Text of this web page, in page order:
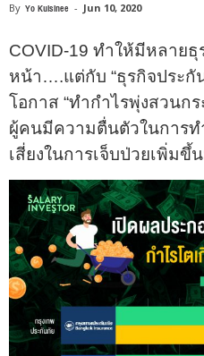
By Yo Kulsinee - Jun 10, 2020
COVID-19 ทำให้มีหลาย
หน้า….แต่กับ “ธุรกิจประกั
โอกาส “ทำกำไรพุ่งสวนกร
ผู้คนมีความตื่นตัวในการท
เสี่ยงในการเจ็บป่วยเพิ่มขึ้